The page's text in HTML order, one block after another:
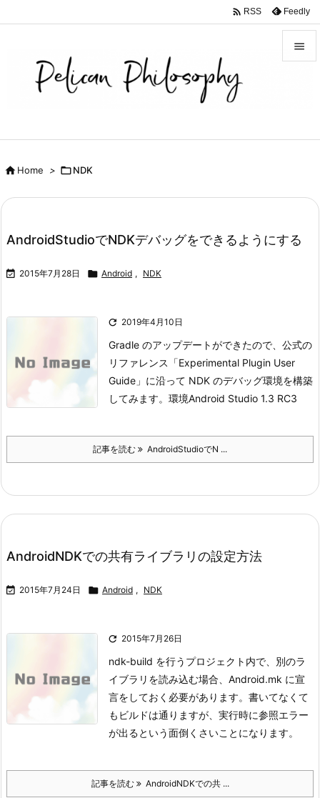

次へ
検索
 RSS Feedly
Home > NDK
AndroidStudioでNDKデバッグをできるようにする
 2015年7月28日  Android , NDK
 2019年4月10日
Gradle のアップデートができたので、公式の
リファレンス「Experimental Plugin User
Guide」に沿って NDK のデバッグ環境を構築
してみます。 環境Android Studio 1.3 RC3
記事を読む AndroidStudioでN ...
AndroidNDKでの共有ライブラリの設定方法
 2015年7月24日  Android , NDK
 2015年7月26日
ndk-build を行うプロジェクト内で、別のラ
イブラリを読み込む場合、Android.mk に宣
言をしておく必要があります。 書いてなくて
もビルドは通りますが、実行時に参照エラー
が出るという面倒くさいことになります。
記事を読む AndroidNDKでの共 ...